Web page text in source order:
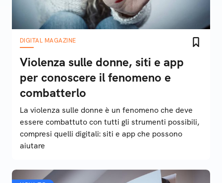
DIGITAL MAGAZINE
Violenza sulle donne, siti e app
per conoscere il fenomeno e
combatterlo
La violenza sulle donne è un fenomeno che deve
essere combattuto con tutti gli strumenti possibili,
compresi quelli digitali: siti e app che possono
aiutare